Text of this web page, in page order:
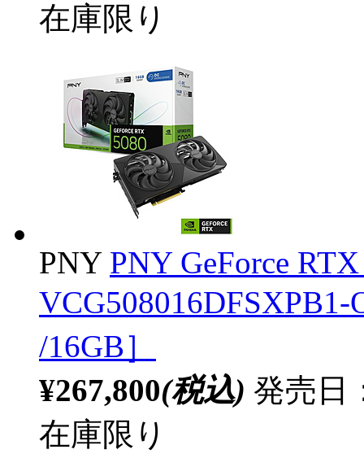
在庫限り
PNY PNY GeForce
/16GB］
¥267,800(税込) 発売日
在庫限り